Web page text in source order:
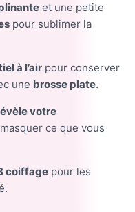
et une petite
pour sublimer la
à l’airpour conserver
une brosse plate.
votre
ce que vous
coiffagepour les